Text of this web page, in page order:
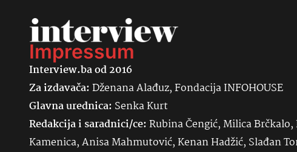
Impressum
Interview.ba od 2016
Za izdavača:Dženana Alađuz, Fondacija INFOHOUSE
Glavna urednica: SenkaKurt
Redakcija i saradnici/ce:Rubina Čengić, Milica
Kamenica, Anisa Mahmutović, Kenan Hadžić, Slađan